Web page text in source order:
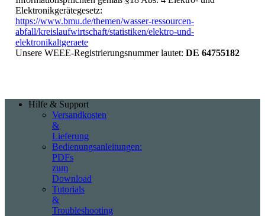
Elektronikgerätegesetz:
https://www.bmu.de/themen/wasser-ressourcen-
abfall/kreislaufwirtschaft/statistiken/elektro-und-
elektronikaltgeraete
Unsere WEEE-Registrierungsnummer lautet: DE 64755182
Hilfe & Support
Versandkosten
&
Lieferung
Bedienungsanleitungen:
PDFs
zum
Download
Tutorials
&
Troubleshooting